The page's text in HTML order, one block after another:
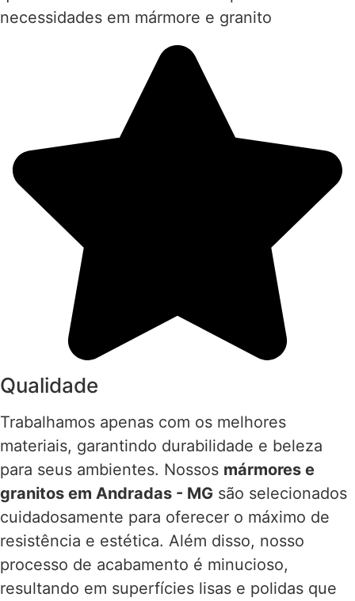
necessidades em mármore e granito
Qualidade
Trabalhamos apenas com os melhores
materiais, garantindo durabilidade e beleza
para seus ambientes. Nossos mármores e
granitos em Andradas - MG são selecionados
cuidadosamente para oferecer o máximo de
resistência e estética. Além disso, nosso
processo de acabamento é minucioso,
resultando em superfícies lisas e polidas que